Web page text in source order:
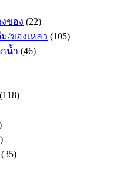
ของ (22)
/ของเหลว (105)
น้ำ (46)
(118)
(35)